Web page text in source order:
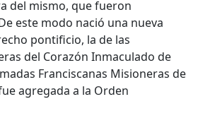
del mismo, que fueron
este modo nació una nueva
pontificio, la de las
del Corazón Inmaculado de
Franciscanas Misioneras de
agregada a la Orden